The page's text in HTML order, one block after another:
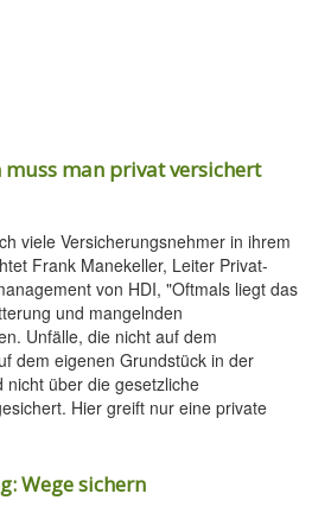
muss man privat versichert
viele Versicherungsnehmer in ihrem
Frank Manekeller, Leiter Privat-
von HDI, "Oftmals liegt das
und mangelnden
Unfälle, die nicht auf dem
dem eigenen Grundstück in der
nicht über die gesetzliche
Hier greift nur eine private
Wege sichern